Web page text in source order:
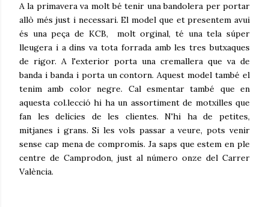
A la primavera va molt bé tenir una bandolera per portar
allò més just i necessari. El model que et presentem avui
és una peça de KCB, molt orginal, té una tela súper
lleugera i a dins va tota forrada amb les tres butxaques
de rigor. A l'exterior porta una cremallera que va de
banda i banda i porta un contorn. Aquest model també el
tenim amb color negre. Cal esmentar també que en
aquesta col.lecció hi ha un assortiment de motxilles que
fan les delícies de les clientes. N'hi ha de petites,
mitjanes i grans. Si les vols passar a veure, pots venir
sense cap mena de compromís. Ja saps que estem en ple
centre de Camprodon, just al número onze del Carrer
València.